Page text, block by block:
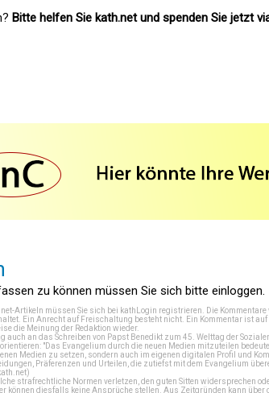
Bitte helfen Sie kath.net und spenden Sie jetzt
zu können müssen Sie sich bitte einloggen.
Artikeln müssen Sie sich bei kathLogin registrieren . Die
Ein Anrecht auf Freischaltung besteht nicht. Ein Kommentar ist
die Meinung der Redaktion wieder.
auch an das Schreiben von Papst Benedikt zum 45. Welttag der
"Das Evangelium durch die neuen Medien mitzuteilen
Medien zu setzen, sondern auch im eigenen digitalen Profil und
Präferenzen und Urteilen, die zutiefst mit dem Evangelium
)
strafrechtliche Normen verletzen, den guten Sitten widersprechen
können diesfalls keine Ansprüche stellen. Aus Zeitgründen kann über